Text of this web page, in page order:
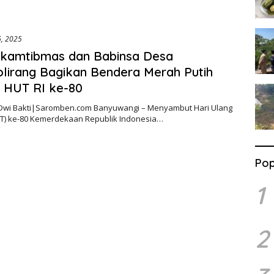
2025
dan Babinsa Desa
Bagikan Bendera Merah Putih
RI ke-80
Bakti|Saromben.com Banyuwangi – Menyambut Hari Ulang
ke-80 Kemerdekaan Republik Indonesia…
1
2